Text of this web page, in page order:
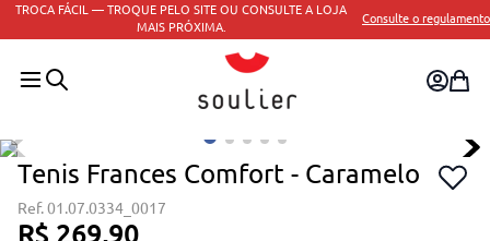
TROCA FÁCIL — TROQUE PELO SITE OU CONSULTE A LOJA
MAIS PRÓXIMA.
Consulte o regulamento
Tenis Frances Comfort - Caramelo
01.07.0334_0017
R$ 269,90